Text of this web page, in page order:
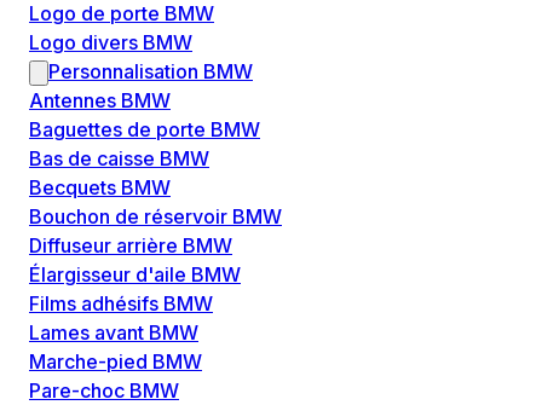
Logo de porte BMW
Logo divers BMW
Personnalisation BMW
Antennes BMW
Baguettes de porte BMW
Bas de caisse BMW
Becquets BMW
Bouchon de réservoir BMW
Diffuseur arrière BMW
Élargisseur d'aile BMW
Films adhésifs BMW
Lames avant BMW
Marche-pied BMW
Pare-choc BMW